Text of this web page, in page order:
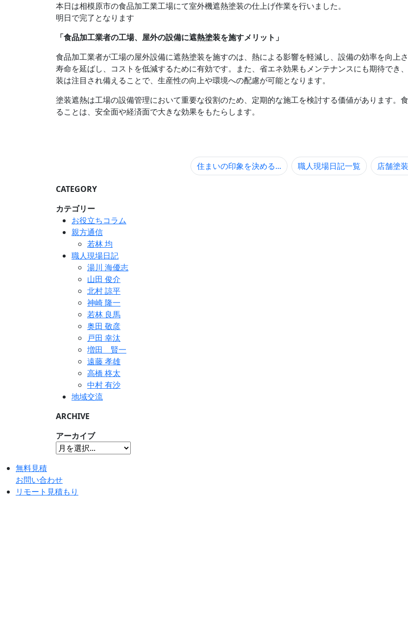
本日は相模原市の食品加工業工場にて室外機遮熱塗装の仕上げ作業を行いました。
明日で完了となります
「食品加工業者の工場、屋外の設備に遮熱塗装を施すメリット」
食品加工業者が工場の屋外設備に遮熱塗装を施すのは、熱による影響を軽減し、設備の効率を向上
寿命を延ばし、コストを低減するために有効です。また、省エネ効果もメンテナンスにも期待でき
装は注目され備えることで、生産性の向上や環境への配慮が可能となります。
塗装遮熱は工場の設備管理において重要な役割のため、定期的な施工を検討する価値があります。
ることは、安全面や経済面で大きな効果をもたらします。
住まいの印象を決める... 職人現場日記一覧 店舗塗
CATEGORY
カテゴリー
お役立ちコラム
親方通信
若林 均
職人現場日記
湯川 海優志
山田 俊介
北村 諒平
神崎 隆一
若林 良馬
奥田 敬彦
戸田 幸汰
増田 賢一
遠藤 孝雄
高橋 柊太
中村 有沙
地域交流
ARCHIVE
アーカイブ
無料見積
お問い合わせ
リモート見積もり